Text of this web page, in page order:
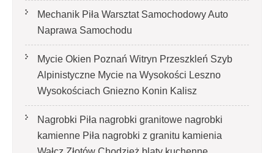
Mechanik Piła Warsztat Samochodowy Auto
Naprawa Samochodu
Mycie Okien Poznań Witryn Przeszkleń Szyb
Alpinistyczne Mycie na Wysokości Leszno
Wysokościach Gniezno Konin Kalisz
Nagrobki Piła nagrobki granitowe nagrobki
kamienne Piła nagrobki z granitu kamienia